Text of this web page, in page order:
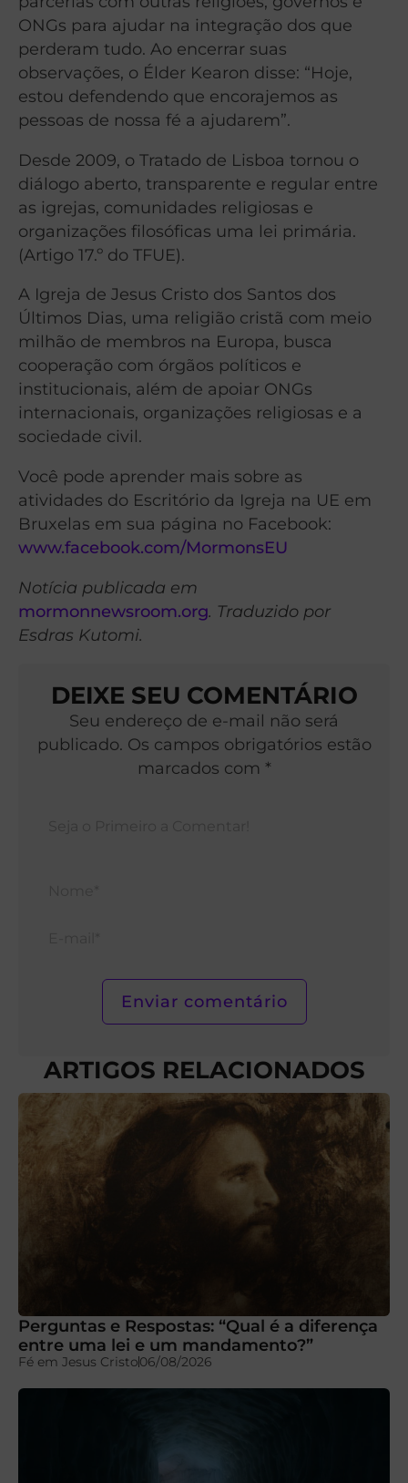
ONGs para ajudar na integração dos que
perderam tudo. Ao encerrar suas
observações, o Élder Kearon disse: “Hoje,
estou defendendo que encorajemos as
pessoas de nossa fé a ajudarem”.
Desde 2009, o Tratado de Lisboa tornou o
diálogo aberto, transparente e regular entre
as igrejas, comunidades religiosas e
organizações filosóficas uma lei primária.
(Artigo 17.º do TFUE).
A Igreja de Jesus Cristo dos Santos dos
Últimos Dias, uma religião cristã com meio
milhão de membros na Europa, busca
cooperação com órgãos políticos e
institucionais, além de apoiar ONGs
internacionais, organizações religiosas e a
sociedade civil.
Você pode aprender mais sobre as
atividades do Escritório da Igreja na UE em
Bruxelas em sua página no Facebook:
www.facebook.com/MormonsEU
Notícia publicada em
mormonnewsroom.org. Traduzido por
Esdras Kutomi.
DEIXE SEU COMENTÁRIO
Seu endereço de e-mail não será
publicado. Os campos obrigatórios estão
marcados com *
ARTIGOS RELACIONADOS
Perguntas e Respostas: “Qual é a diferença
entre uma lei e um mandamento?”
Fé em Jesus Cristo06/08/2026